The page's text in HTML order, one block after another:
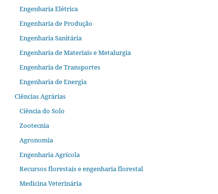
Engenharia Elétrica
Engenharia de Produção
Engenharia Sanitária
Engenharia de Materiais e Metalurgia
Engenharia de Transportes
Engenharia de Energia
Ciências Agrárias
Ciência do Solo
Zootecnia
Agronomia
Engenharia Agrícola
Recursos florestais e engenharia florestal
Medicina Veterinária